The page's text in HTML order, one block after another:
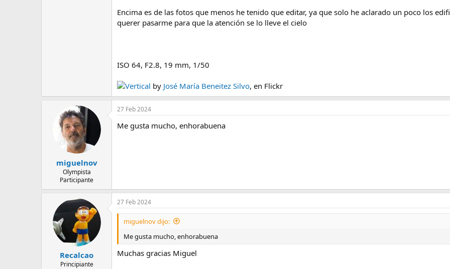
Encima es de las fotos que menos he tenido que editar, ya que solo he aclarado un poco los
querer pasarme para que la atención se lo lleve el cielo
ISO 64, F2.8, 19 mm, 1/50
Vertical by José María Beneitez Silvo, en Flickr
miguelnov
Olympista
Participante
27 Feb 2024
Me gusta mucho, enhorabuena
Recalcao
Principiante
27 Feb 2024
miguelnov dijo:
Me gusta mucho, enhorabuena
Muchas gracias Miguel